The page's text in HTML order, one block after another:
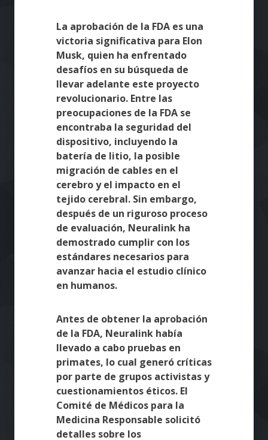
La aprobación de la FDA es una
victoria significativa para Elon
Musk, quien ha enfrentado
desafíos en su búsqueda de
llevar adelante este proyecto
revolucionario. Entre las
preocupaciones de la FDA se
encontraba la seguridad del
dispositivo, incluyendo la
batería de litio, la posible
migración de cables en el
cerebro y el impacto en el
tejido cerebral. Sin embargo,
después de un riguroso proceso
de evaluación, Neuralink ha
demostrado cumplir con los
estándares necesarios para
avanzar hacia el estudio clínico
en humanos.
Antes de obtener la aprobación
de la FDA, Neuralink había
llevado a cabo pruebas en
primates, lo cual generó críticas
por parte de grupos activistas y
cuestionamientos éticos. El
Comité de Médicos para la
Medicina Responsable solicitó
detalles sobre los